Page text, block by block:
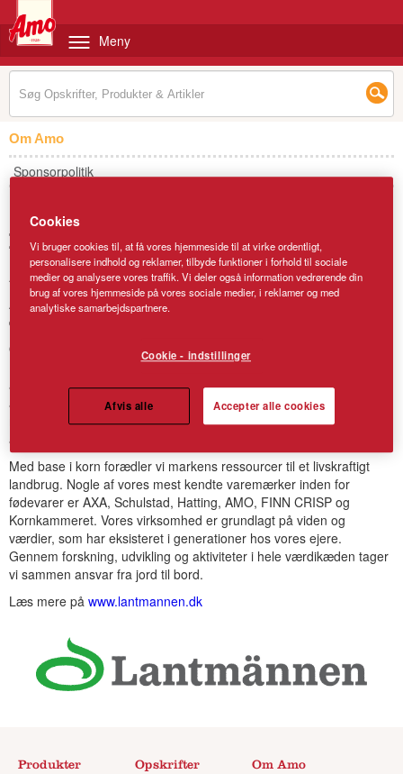
Meny
Om Amo
Sponsorpolitik
Lantmännen Cerealia A/S
Amo er i dag ejet af Lantmännen Ceralia A/S.
Amo er i dag ejet af Lantmännen Cerealia A/S, som er en del af
den svenske Lantmännen koncern.
Om Lantmännen
Lantmännen er et landbrugskooperativ og Nordeuropas førende
aktør inden for landbrug, maskiner, bioenergi og fødevarer. Vi ejes
af 17.000 svenske landmænd, har 12.000 medarbejdere, er aktive i
mere end 20 lande og omsætter for 70 mia. svenske kroner om
året.
Med base i korn forædler vi markens ressourcer til et livskraftigt
landbrug. Nogle af vores mest kendte varemærker inden for
fødevarer er AXA, Schulstad, Hatting, AMO, FINN CRISP og
Kornkammeret. Vores virksomhed er grundlagt på viden og
værdier, som har eksisteret i generationer hos vores ejere.
Gennem forskning, udvikling og aktiviteter i hele værdikæden tager
vi sammen ansvar fra jord til bord.
Læs mere på www.lantmannen.dk
Produkter Opskrifter Om Amo
Cookies
Vi bruger cookies til, at få vores hjemmeside til at virke ordentligt,
personalisere indhold og reklamer, tilbyde funktioner i forhold til sociale
medier og analysere vores traffik. Vi deler også information vedrørende din
brug af vores hjemmeside på vores sociale medier, i reklamer og med
analytiske samarbejdspartnere.
Cookie - indstillinger
Afvis alle Accepter alle cookies